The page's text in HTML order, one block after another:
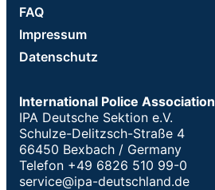
FAQ
Impressum
Datenschutz
International Police Association
IPA Deutsche Sektion e.V.
Schulze-Delitzsch-Straße 4
66450 Bexbach / Germany
Telefon +49 6826 510 99-0
service@ipa-deutschland.de